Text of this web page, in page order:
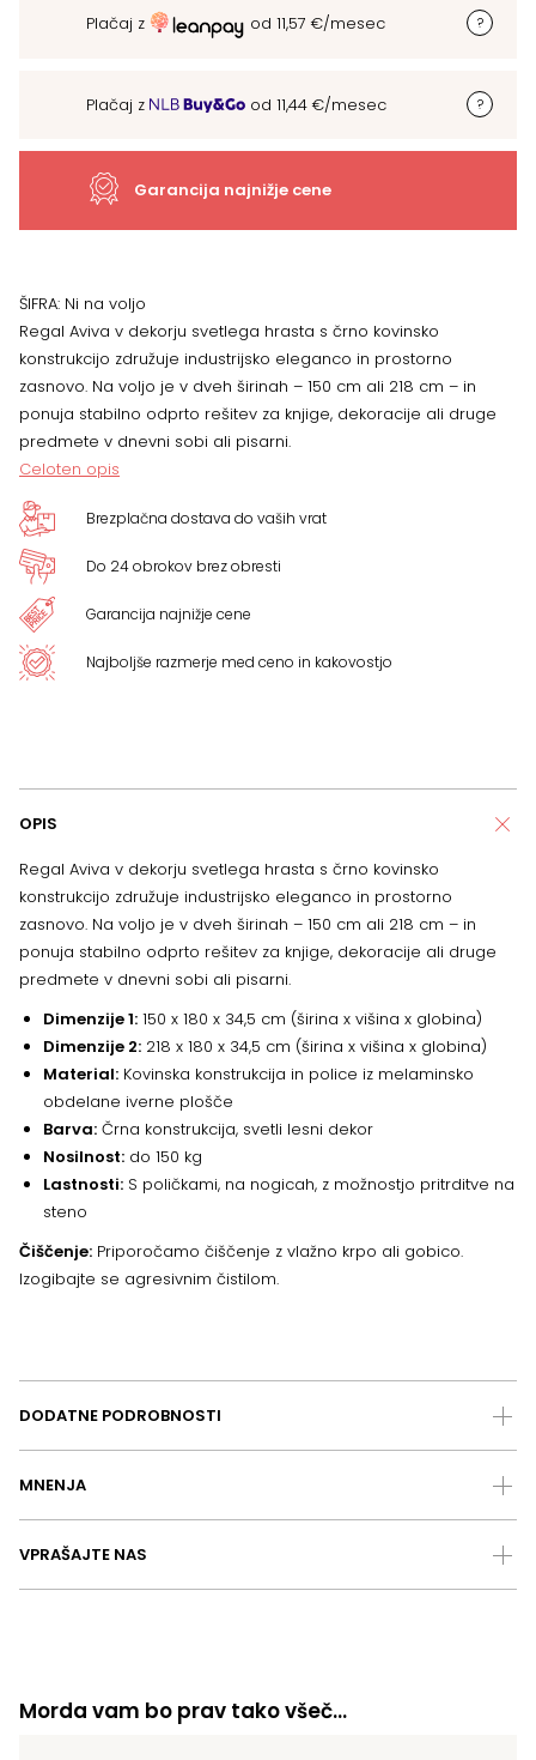
Plačaj z od 11,57 €/mesec
Plačaj z od 11,44 €/mesec
Garancija najnižje cene
ŠIFRA: Ni na voljo
Regal Aviva v dekorju svetlega hrasta s črno kovinsko
konstrukcijo združuje industrijsko eleganco in prostorno
zasnovo. Na voljo je v dveh širinah – 150 cm ali 218 cm – in
ponuja stabilno odprto rešitev za knjige, dekoracije ali druge
predmete v dnevni sobi ali pisarni.
Celoten opis
Brezplačna dostava do vaših vrat
Do 24 obrokov brez obresti
Garancija najnižje cene
Najboljše razmerje med ceno in kakovostjo
OPIS
Regal Aviva v dekorju svetlega hrasta s črno kovinsko
konstrukcijo združuje industrijsko eleganco in prostorno
zasnovo. Na voljo je v dveh širinah – 150 cm ali 218 cm – in
ponuja stabilno odprto rešitev za knjige, dekoracije ali druge
predmete v dnevni sobi ali pisarni.
Dimenzije 1: 150 x 180 x 34,5 cm (širina x višina x globina)
Dimenzije 2: 218 x 180 x 34,5 cm (širina x višina x globina)
Material: Kovinska konstrukcija in police iz melaminsko
obdelane iverne plošče
Barva: Črna konstrukcija, svetli lesni dekor
Nosilnost: do 150 kg
Lastnosti: S poličkami, na nogicah, z možnostjo pritrditve na
steno
Čiščenje: Priporočamo čiščenje z vlažno krpo ali gobico.
Izogibajte se agresivnim čistilom.
DODATNE PODROBNOSTI
MNENJA
VPRAŠAJTE NAS
Morda vam bo prav tako všeč…